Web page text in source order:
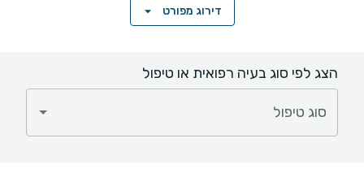
דירוג מפורט
הצג לפי סוג בעיה רפואית או טיפול
סוג טיפול